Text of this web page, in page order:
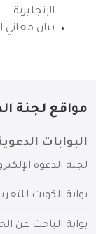
الإنجليزية
بيان معاني
مواقع لجنة
البوابات
لجنة الدعوة
بوابة الكويت
بوابة الباحث عن